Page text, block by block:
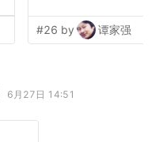
#26 by 谭家强
6月27日 14:51